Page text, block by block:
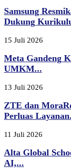
Samsung
Dukung
15 Juli 2026
Meta Gandeng
UMKM...
13 Juli 2026
ZTE dan
Perluas
11 Juli 2026
Alta Global
AI,...